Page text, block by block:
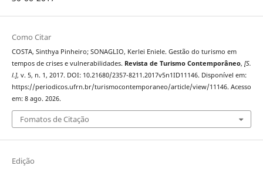
Como Citar
COSTA, Sinthya Pinheiro; SONAGLIO, Kerlei Eniele. Gestão do turismo em
tempos de crises e vulnerabilidades. Revista de Turismo Contemporâneo, [S.
l.], v. 5, n. 1, 2017. DOI: 10.21680/2357-8211.2017v5n1ID11146. Disponível em:
https://periodicos.ufrn.br/turismocontemporaneo/article/view/11146. Acesso
em: 8 ago. 2026.
Fomatos de Citação
Edição